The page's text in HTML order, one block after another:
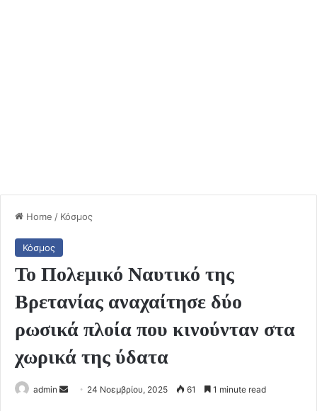
Home / Κόσμος
Κόσμος
Το Πολεμικό Ναυτικό της
Βρετανίας αναχαίτησε δύο
ρωσικά πλοία που κινούνταν στα
χωρικά της ύδατα
admin
Send 24 Νοεμβρίου, 2025 61 1 minute read